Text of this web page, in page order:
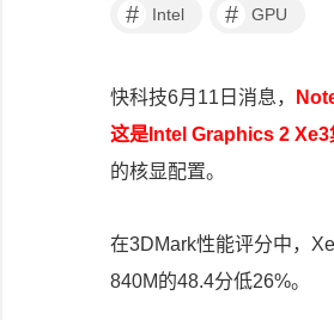
# Intel # GPU
快科技6月11日消息，
这是Intel Graphics 2 Xe3
的核显配置。
在3DMark性能评分中，
840M的48.4分低26%。